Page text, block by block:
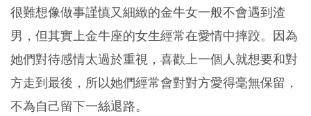
很難想像做事謹慎又細緻的金牛女一般不會遇到渣
男，但其實上金牛座的女生經常在愛情中摔跤。因為
她們對待感情太過於重視，喜歡上一個人就想要和對
方走到最後，所以她們經常會對對方愛得毫無保留，
不為自己留下一絲退路。